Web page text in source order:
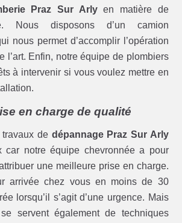
Praz Sur Arlyen matière de
Nous disposons d’un camion
nous permet d’accomplir l’opération
l’art. Enfin, notre équipe de plombiers
à intervenir si vous voulez mettre en
en charge de qualité
de dépannage Praz Sur Arly
car notre équipe chevronnée a pour
une meilleure prise en charge.
arrivée chez vous en moins de 30
lorsqu’il s’agit d’une urgence. Mais
servent également de techniques